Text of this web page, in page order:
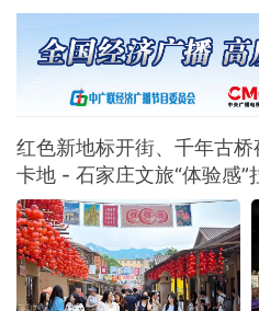
从“打卡式”到“入戏式”的消费变革
文旅消费季，各地落地超3万场特
国务院近期批复的《扩大消费“十五
红色新地标开街、千年古
卡地 - 石家庄文旅“体验感”